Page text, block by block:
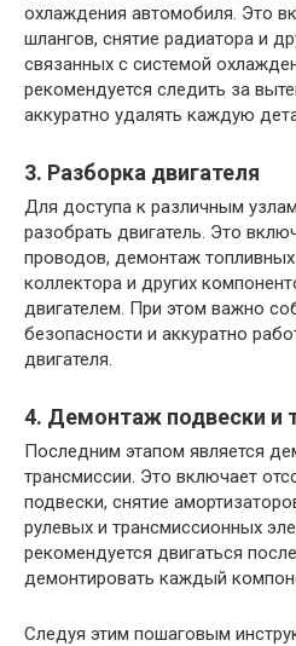
охлаждения автомобиля. Это
шлангов, снятие радиатора и
связанных с системой
рекомендуется следить за
аккуратно удалять каждую
3. Разборка двигателя
Для доступа к различным
разобрать двигатель. Это
проводов, демонтаж топливных
коллектора и других
двигателем. При этом важно
безопасности и аккуратно
двигателя.
4. Демонтаж подвески и
Последним этапом является
трансмиссии. Это включает
подвески, снятие
рулевых и трансмиссионных
рекомендуется двигаться
демонтировать каждый
Следуя этим пошаговым